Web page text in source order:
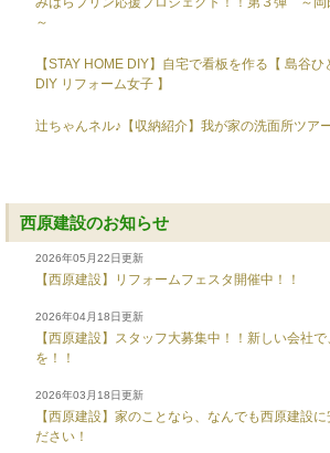
～
【STAY HOME DIY】自宅で看板を作る【 島谷
DIY リフォーム女子 】
辻ちゃんネル♪【収納紹介】我が家の洗面所ツア
西原建設のお知らせ
2026年05月22日更新
【西原建設】リフォームフェスタ開催中！！
2026年04月18日更新
【西原建設】スタッフ大募集中！！新しい会社
を！！
2026年03月18日更新
【西原建設】家のことなら、なんでも西原建設
ださい！